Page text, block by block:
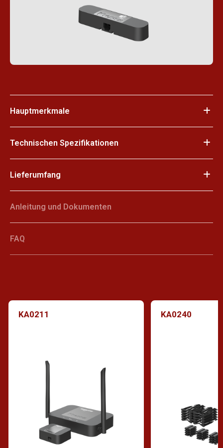
Hauptmerkmale
Technischen Spezifikationen
Lieferumfang
Anleitung und Dokumenten
FAQ
KA0211 KA0240